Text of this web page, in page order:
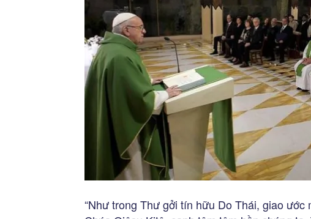
“Như trong Thư gởi tín hữu Do Thái, giao